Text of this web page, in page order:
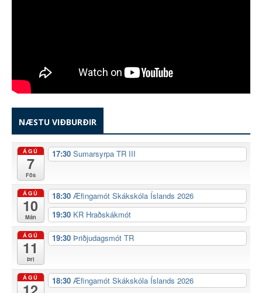
NÆSTU VIÐBURÐIR
ÁGÚ
7
Fös
17:30 Sumarsyrpa TR III
ÁGÚ
10
Mán
18:30 Æfingamót Skákskóla Íslands 2026
19:30 KR Hraðskákmót
ÁGÚ
11
Þri
19:30 Þriðjudagsmót TR
ÁGÚ 18:30 Æfingamót Skákskóla Íslands 2026